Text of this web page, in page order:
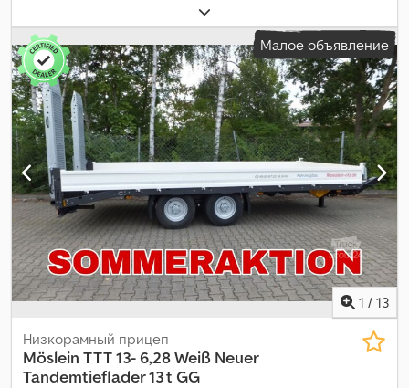
, подвеска:
75 R 17,5, цвет:другое, тип передачи:другое, размер
передней шины:235 / 75 R 17,5, размер задней шины:235 / 75
R 17,5 , кабина водителя:другое, класс выбросов:нет, топливо:
биодизель, Оборудование:ABS, пневматический тормоз,
Малое объявление
1 / 13
Низкорамный прицеп
Möslein TTT 13- 6,28 Weiß Neuer
Tandemtieflader 13 t GG